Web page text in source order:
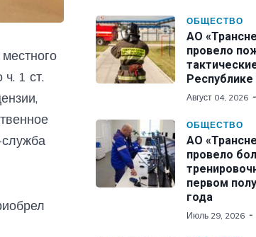
1 ст.
ОБЩЕСТВО
АО
провело
Август 04, 2026
ОБЩЕСТВО
АО
провело
первом
года
Июль 29, 2026